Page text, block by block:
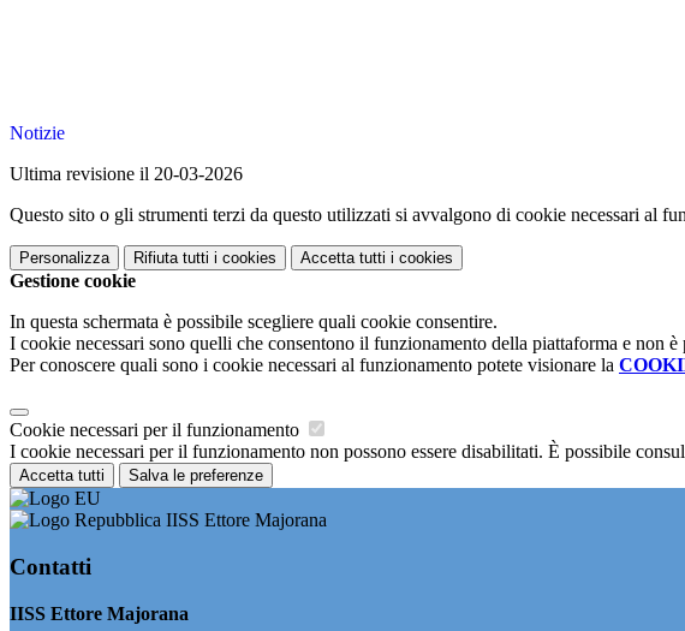
Notizie
Ultima revisione il 20-03-2026
Questo sito o gli strumenti terzi da questo utilizzati si avvalgono di cookie necessari al
Personalizza Rifiuta tutti i cookies Accetta tutti i cookies
Gestione cookie
In questa schermata è possibile scegliere quali cookie consentire.
I cookie necessari sono quelli che consentono il funzionamento della piattaforma e non
Per conoscere quali sono i cookie necessari al funzionamento potete visionare la
Cookie necessari per il funzionamento
I cookie necessari per il funzionamento non possono essere disabilitati. È possibile
Accetta tutti Salva le preferenze
IISS Ettore Majorana
Contatti
IISS Ettore Majorana